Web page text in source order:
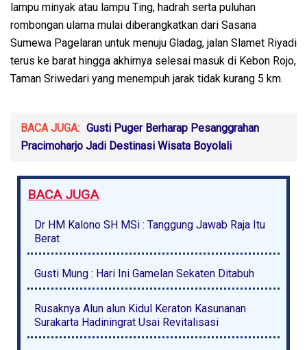
lampu minyak atau lampu Ting, hadrah serta puluhan
rombongan ulama mulai diberangkatkan dari Sasana
Sumewa Pagelaran untuk menuju Gladag, jalan Slamet Riyadi
terus ke barat hingga akhirnya selesai masuk di Kebon Rojo,
Taman Sriwedari yang menempuh jarak tidak kurang 5 km.
BACA JUGA: Gusti Puger Berharap Pesanggrahan
Pracimoharjo Jadi Destinasi Wisata Boyolali
BACA JUGA
Dr HM Kalono SH MSi : Tanggung Jawab Raja Itu
Berat
Gusti Mung : Hari Ini Gamelan Sekaten Ditabuh
Rusaknya Alun alun Kidul Keraton Kasunanan
Surakarta Hadiningrat Usai Revitalisasi